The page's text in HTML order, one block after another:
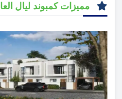
مميزات كمبوند ليال